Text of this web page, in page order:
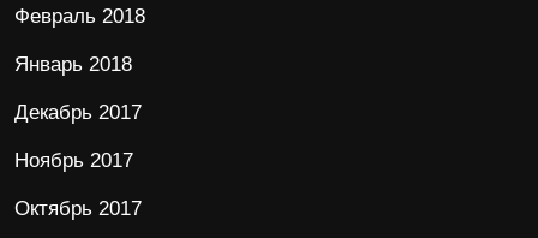
Февраль 2018
Январь 2018
Декабрь 2017
Ноябрь 2017
Октябрь 2017